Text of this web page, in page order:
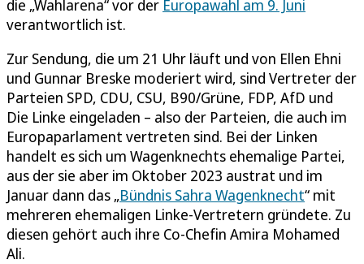
die „Wahlarena“ vor der Europawahl am 9. Juni
verantwortlich ist.
Zur Sendung, die um 21 Uhr läuft und von Ellen Ehni
und Gunnar Breske moderiert wird, sind Vertreter der
Parteien SPD, CDU, CSU, B90/Grüne, FDP, AfD und
Die Linke eingeladen – also der Parteien, die auch im
Europaparlament vertreten sind. Bei der Linken
handelt es sich um Wagenknechts ehemalige Partei,
aus der sie aber im Oktober 2023 austrat und im
Januar dann das „Bündnis Sahra Wagenknecht“ mit
mehreren ehemaligen Linke-Vertretern gründete. Zu
diesen gehört auch ihre Co-Chefin Amira Mohamed
Ali.